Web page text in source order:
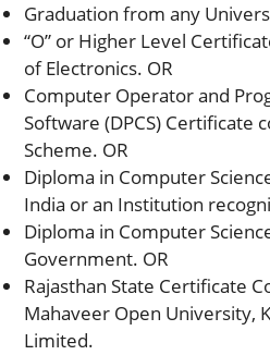
Graduation from any
“O” or Higher Level
of Electronics. OR
Computer Operator and
Software (DPCS) Certificate
Scheme. OR
Diploma in Computer
India or an Institution
Diploma in Computer
Government. OR
Rajasthan State Certificate
Mahaveer Open University,
Limited.